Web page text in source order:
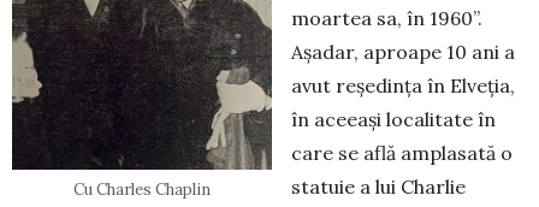
Cu Charles Chaplin
moartea sa, în 1960”.
Așa­dar, aproape 10 ani a
avut reședința în Elveția,
în aceeași localitate în
care se află amplasată o
statuie a lui Charlie